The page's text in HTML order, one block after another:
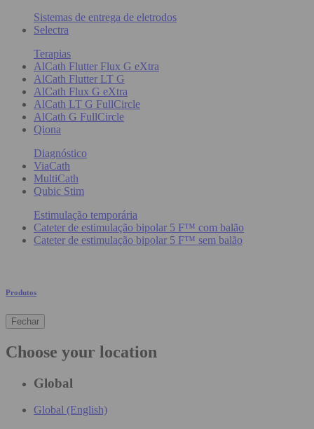
Sistemas de entrega de eletrodos
Selectra
Terapias
AlCath Flutter Flux G eXtra
AlCath Flutter LT G
AlCath Flux G eXtra
AlCath LT G FullCircle
AlCath G FullCircle
Qiona
Diagnóstico
ViaCath
MultiCath
Qubic Stim
Estimulação temporária
Cateter de estimulação bipolar 5 F™ com balão
Cateter de estimulação bipolar 5 F™ sem balão
Produtos
Fechar
Choose your location
Global
Global (English)